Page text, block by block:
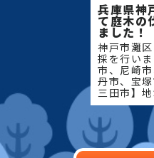
兵庫県神
て庭木の
ました！
神戸市灘
採を行い
市、尼崎
丹市、宝塚
三田市】
採・抜根
などのお
園・植木屋
当社にご
当社で